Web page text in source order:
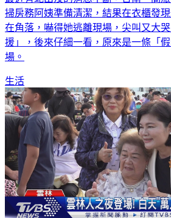
掃房務阿姨準備清潔，結果在衣櫃發
在角落，嚇得她逃離現場，尖叫又大
援」，後來仔細一看，原來是一條「
場。
生活